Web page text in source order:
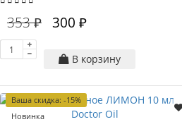
353 ₽ 300 ₽
В корзину
Ваша скидка: -15%
Новинка